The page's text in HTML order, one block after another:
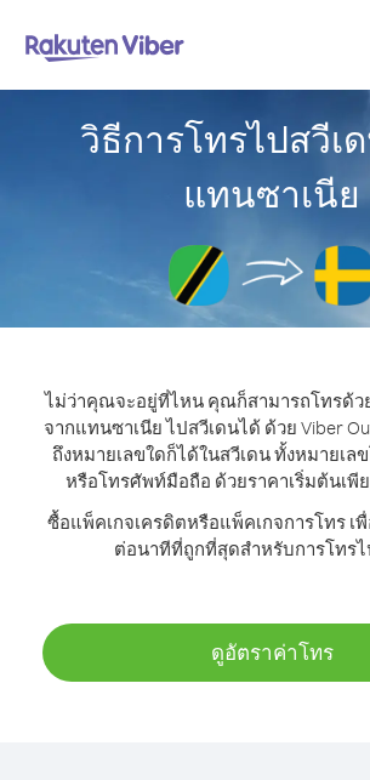
วิธีการโทรไปสวีเ
แทนซาเนีย
ไม่ว่าคุณจะอยู่ที่ไหน คุณก็สามารถโทรด้
จากแทนซาเนีย ไปสวีเดนได้ ด้วย Viber
ถึงหมายเลขใดก็ได้ในสวีเดน ทั้งหมายเ
หรือโทรศัพท์มือถือ ด้วยราคาเริ่มต้นเพีย
ซื้อแพ็คเกจเครดิตหรือแพ็คเกจการโทร เ
ต่อนาทีที่ถูกที่สุดสำหรับการโทรไ
ดูอัตราค่าโทร